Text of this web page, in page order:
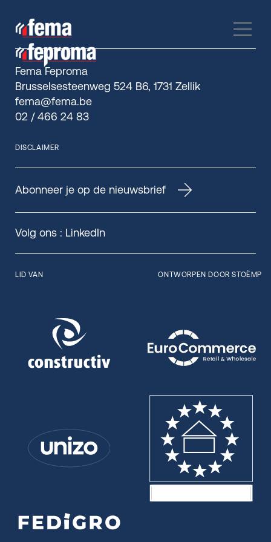
Fema Feproma
Brusselsesteenweg 524 B6, 1731 Zellik
fema@fema.be
02 / 466 24 83
DISCLAIMER
Abonneer je op de nieuwsbrief
Volg ons : LinkedIn
LID VAN ONTWORPEN DOOR STOËMP